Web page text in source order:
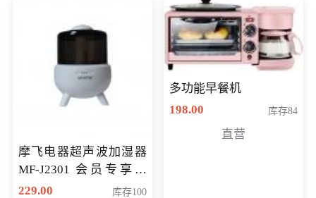
摩飞电器超声波加湿器
MF-J2301 会员专享价
168元
229.00 库存100
多功能早餐机
198.00
库存84
直营